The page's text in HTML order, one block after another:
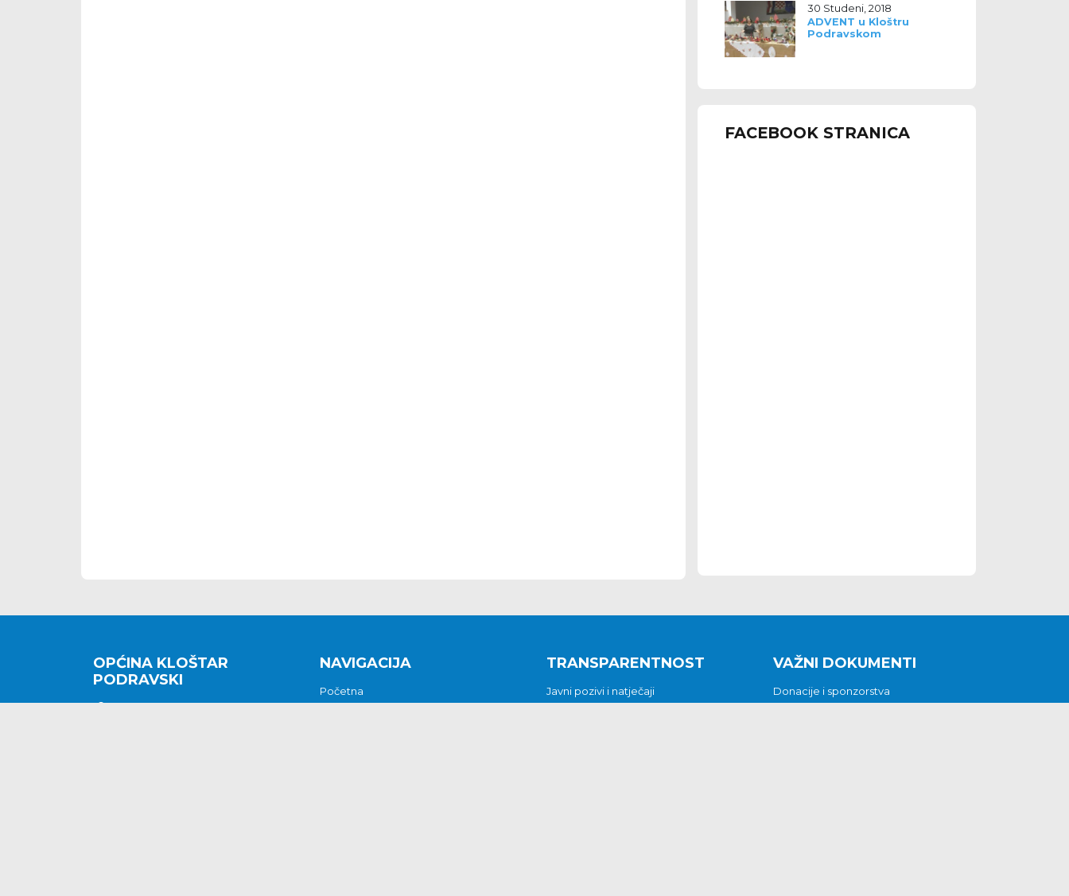
30 Studeni, 2018
ADVENT u Kloštru
Podravskom
FACEBOOK STRANICA
OPĆINA KLOŠTAR
PODRAVSKI
NAVIGACIJA
Početna
TRANSPARENTNOST
Javni pozivi i natječaji
VAŽNI DOKUMENTI
Donacije i sponzorstva